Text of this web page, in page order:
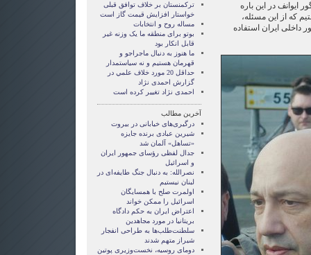
ایوانف در این باره
که از این مسئله،
داخلی ایران استفاده
ترکمنستان بر خلاف توافق قبلی
خواستار افزایش قیمت گاز است
مساله روح و انتخابات
بوتو برای منطقه ما یک وزنه غیر
قابل انکار بود
ما هنوز به دنبال ماجراجو و
قهرمان هستيم و نه سياستمدار
حداقل 20 مورد خلاف علمي در
گزارش احمدی نژاد
احمدی نژاد تغییر کرده است
آخرین مطالب
درگیری‌های خیابانی در بیروت
شیرین عبادی برنده جایزه
«تساهل» آلمان شد
جدال لفظی رؤسای جمهور ایران
و اسرائیل
نصرالله: به دنبال جنگ طایفه‌ای در
لبنان نیستیم
اولمرت صلح با همسایگان
اسرائیل را ممکن خواند
اعتراض ایران به حکم دادگاه
بریتانیا در مورد مجاهدین
سلطنت‌طلب‌ها به طراحی انفجار
شیراز متهم شدند
دومای روسیه، نخست‌وزیری پوتین